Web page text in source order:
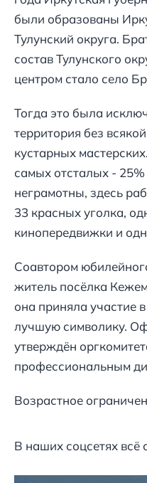
были образованы
Тулунский округа.
состав Тулунского
центром стало село
Тогда это была
территория без
кустарных
самых отсталых -
неграмотны, здесь
33 красных уголка,
кинопередвижки и
Соавтором
житель посёлка
она приняла участие
лучшую символику.
утверждён
профессиональным
Возрастное
В наших соцсетях всё